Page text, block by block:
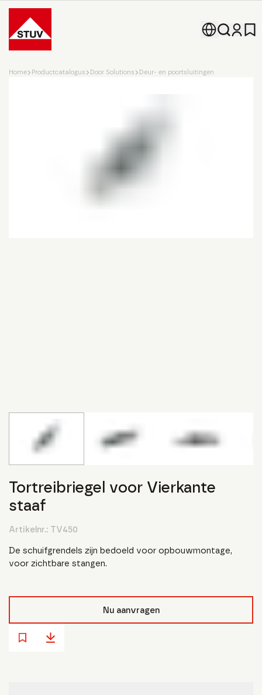
Go To the Homepage
Home Productcatalogus Door Solutions Deur- en poortsluitingen
Tortreibriegel voor Vierkante
staaf
Artikelnr.: TV450
De schuifgrendels zijn bedoeld voor opbouwmontage,
voor zichtbare stangen.
Nu aanvragen